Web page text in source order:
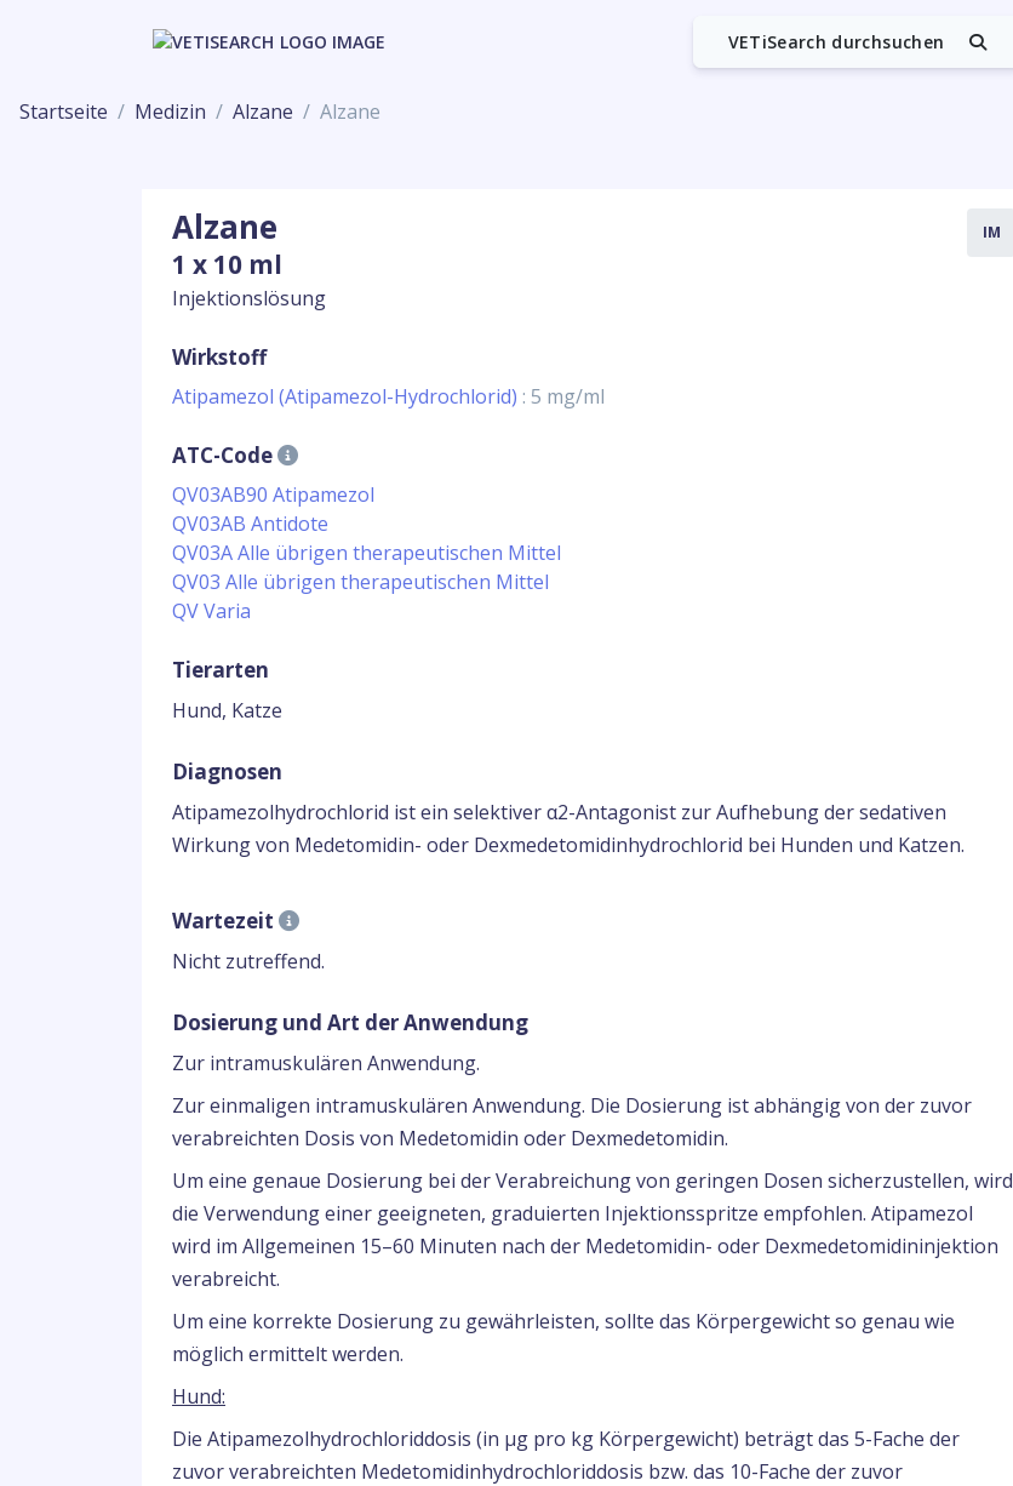
VETiSearch durchsuchen
Startseite Medizin Alzane Alzane
Alzane
1 x 10 ml
Injektionslösung
IM
Wirkstoff
Atipamezol (Atipamezol-Hydrochlorid) : 5 mg/ml
ATC-Code
QV03AB90 Atipamezol
QV03AB Antidote
QV03A Alle übrigen therapeutischen Mittel
QV03 Alle übrigen therapeutischen Mittel
QV Varia
Tierarten
Hund, Katze
Diagnosen
Atipamezolhydrochlorid ist ein selektiver α2-Antagonist zur Aufhebung der sedativen
Wirkung von Medetomidin- oder Dexmedetomidinhydrochlorid bei Hunden und Katzen.
Wartezeit
Nicht zutreffend.
Dosierung und Art der Anwendung
Zur intramuskulären Anwendung.
Zur einmaligen intramuskulären Anwendung. Die Dosierung ist abhängig von der zuvor
verabreichten Dosis von Medetomidin oder Dexmedetomidin.
Um eine genaue Dosierung bei der Verabreichung von geringen Dosen sicherzustellen, wird
die Verwendung einer geeigneten, graduierten Injektionsspritze empfohlen. Atipamezol
wird im Allgemeinen 15–60 Minuten nach der Medetomidin- oder Dexmedetomidininjektion
verabreicht.
Um eine korrekte Dosierung zu gewährleisten, sollte das Körpergewicht so genau wie
möglich ermittelt werden.
Hund:
Die Atipamezolhydrochloriddosis (in µg pro kg Körpergewicht) beträgt das 5-Fache der
zuvor verabreichten Medetomidinhydrochloriddosis bzw. das 10-Fache der zuvor